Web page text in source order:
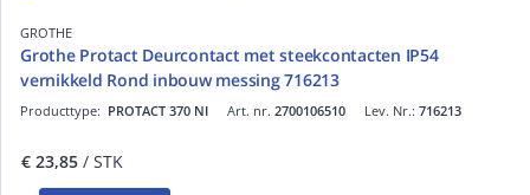
GROTHE
Grothe Protact Deurcontact met steekcontacten IP54
vernikkeld Rond inbouw messing 716213
Art. nr. 2700106510
Producttype: PROTACT 370 NI Lev. Nr.: 716213
€ 23,85 / STK